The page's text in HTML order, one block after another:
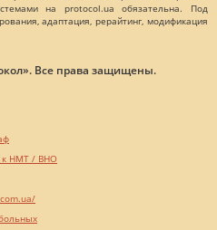
на protocol.ua обязательна. Под
адаптация, рерайтинг, модификация
Все права защищены.
к НМТ / ВНО